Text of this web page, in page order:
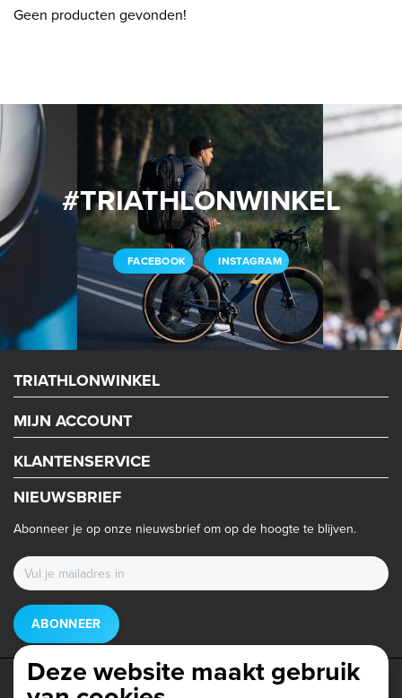
Geen producten gevonden!
#TRIATHLONWINKEL
FACEBOOK INSTAGRAM
TRIATHLONWINKEL
MIJN ACCOUNT
KLANTENSERVICE
NIEUWSBRIEF
Abonneer je op onze nieuwsbrief om op de hoogte te blijven.
ABONNEER
Deze website maakt gebruik